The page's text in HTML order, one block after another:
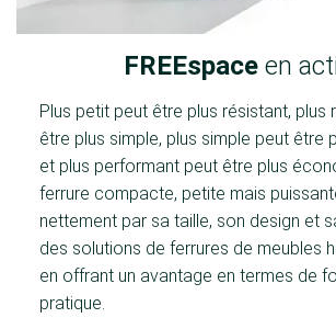
FREEspace en
Plus petit peut être plus résistant, plus
être plus simple, plus simple peut être
et plus performant peut être plus
ferrure compacte, petite mais
nettement par sa taille, son design et
des solutions de ferrures de meubles
en offrant un avantage en termes de
pratique.